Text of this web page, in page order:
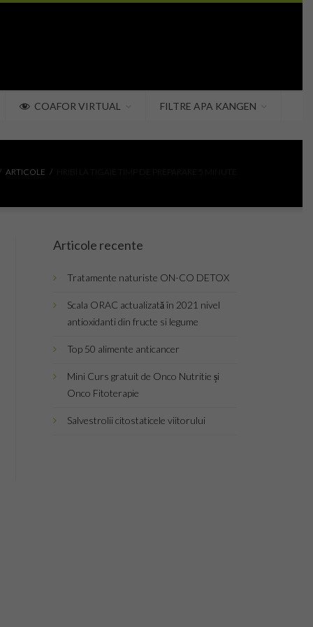
COAFOR VIRTUAL FILTRE APA KANGEN
ARTICOLE
Articole recente
Tratamente naturiste ON-CO DETOX
Scala ORAC actualizată în 2021 nivel
antioxidanti din fructe si legume
Top 50 alimente anticancer
Mini Curs gratuit de Onco Nutritie și
Onco Fitoterapie
Salvestrolii citostaticele viitorului